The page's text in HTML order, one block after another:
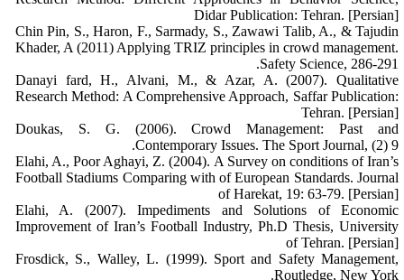
Didar Publication: Tehran. [Persian]
Chin Pin, S., Haron, F., Sarmady, S., Zawawi Talib, A., & Tajudin
Khader, A (2011) Applying TRIZ principles in crowd management.
Safety Science, 286-291.
Danayi fard, H., Alvani, M., & Azar, A. (2007). Qualitative
Research Method: A Comprehensive Approach, Saffar Publication:
Tehran. [Persian]
Doukas, S. G. (2006). Crowd Management: Past and
Contemporary Issues. The Sport Journal, (2) 9.
Elahi, A., Poor Aghayi, Z. (2004). A Survey on conditions of Iran’s
Football Stadiums Comparing with of European Standards. Journal
of Harekat, 19: 63-79. [Persian]
Elahi, A. (2007). Impediments and Solutions of Economic
Improvement of Iran’s Football Industry, Ph.D Thesis, University
of Tehran. [Persian]
Frosdick, S., Walley, L. (1999). Sport and Safety Management,
Routledge, New York.